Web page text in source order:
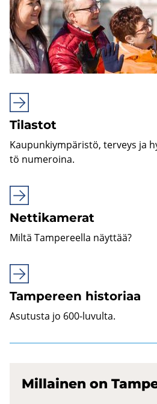
Ti­las­tot
Kau­pun­kiym­pä­ris­tö, ter­veys ja
tö nu­me­roi­na.
Net­ti­ka­me­rat
Miltä Tam­pe­reel­la näyt­tää?
Tam­pe­reen his­to­ri­aa
Asu­tus­ta jo 600-​luvulta.
Mil­lai­nen on